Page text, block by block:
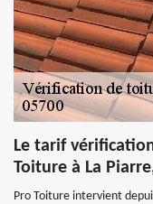
Le tarif
Toiture à La
Pro Toiture intervient